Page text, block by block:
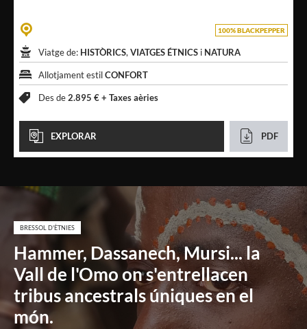
100% BLACKPEPPER
Viatge de: HISTÒRICS, VIATGES ÉTNICS i NATURA
Allotjament estilCONFORT
Des de2.895 € + Taxes aèries
EXPLORAR PDF
BRESSOL D'ÈTNIES
Hammer, Dassanech, Mursi... la
Vall de l'Omo on s'entrellacen
tribus ancestrals úniques en el
món.